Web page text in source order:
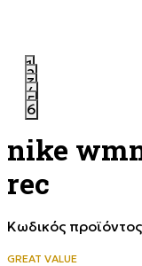
1
2
3
4
5
6
nike
rec
Κωδικός
GREAT VALUE